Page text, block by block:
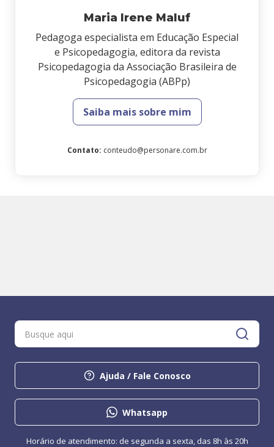
Maria Irene Maluf
Pedagoga especialista em Educação Especial
e Psicopedagogia, editora da revista
Psicopedagogia da Associação Brasileira de
Psicopedagogia (ABPp)
Saiba mais sobre mim
Contato: conteudo@personare.com.br
Ajuda / Fale Conosco
Whatsapp
Horário de atendimento: de segunda a sexta, das 8h às 20h